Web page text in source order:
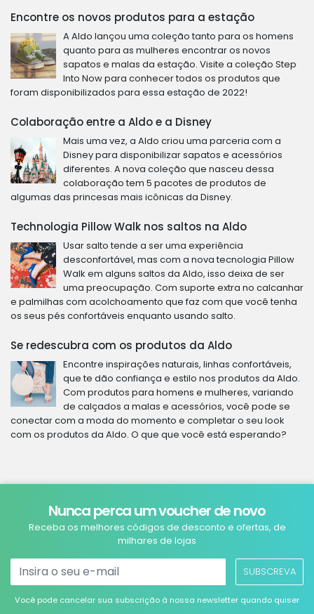
Encontre os novos produtos para a estação
A Aldo lançou uma coleção tanto para os homens
quanto para as mulheres encontrar os novos
sapatos e malas da estação. Visite a coleção Step
Into Now para conhecer todos os produtos que
foram disponibilizados para essa estação de 2022!
Colaboração entre a Aldo e a Disney
Mais uma vez, a Aldo criou uma parceria com a
Disney para disponibilizar sapatos e acessórios
diferentes. A nova coleção que nasceu dessa
colaboração tem 5 pacotes de produtos de
algumas das princesas mais icônicas da Disney.
Technologia Pillow Walk nos saltos na Aldo
Usar salto tende a ser uma experiência
desconfortável, mas com a nova tecnologia Pillow
Walk em alguns saltos da Aldo, isso deixa de ser
uma preocupação. Com suporte extra no calcanhar
e palmilhas com acolchoamento que faz com que você tenha
os seus pés confortáveis enquanto usando salto.
Se redescubra com os produtos da Aldo
Encontre inspirações naturais, linhas confortáveis,
que te dão confiança e estilo nos produtos da Aldo.
Com produtos para homens e mulheres, variando
de calçados a malas e acessórios, você pode se
conectar com a moda do momento e completar o seu look
com os produtos da Aldo. O que que você está esperando?
Nunca perca um voucher de novo
Receba os melhores códigos de desconto e ofertas, de
milhares de lojas
SUBSCREVA
Você pode cancelar sua subscrição à nossa newsletter quando quiser